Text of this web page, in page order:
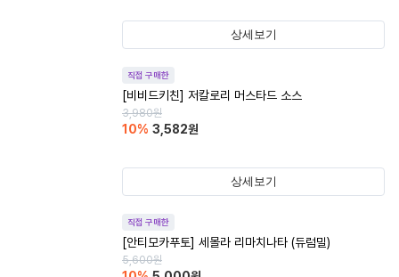
상세보기
직접 구매한
[비비드키친] 저칼로리 머스타드 소스
3,980원
10% 3,582원
상세보기
직접 구매한
[안티모카푸토] 세몰라 리마치나타 (듀럼밀)
5,600원